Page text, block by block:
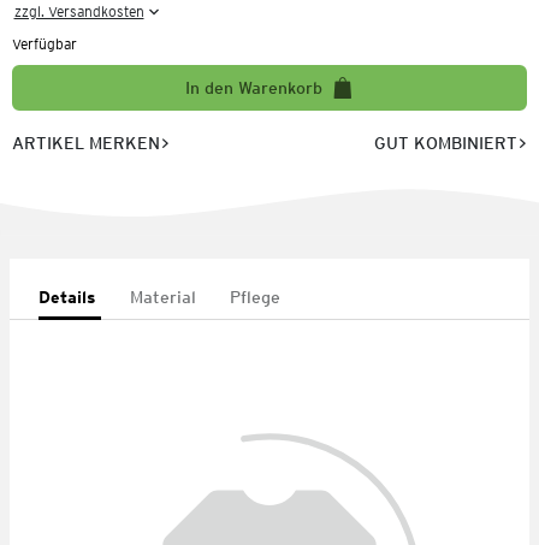
zzgl. Versandkosten
Verfügbar
In den Warenkorb
ARTIKEL MERKEN GUT KOMBINIERT
Details Material Pflege